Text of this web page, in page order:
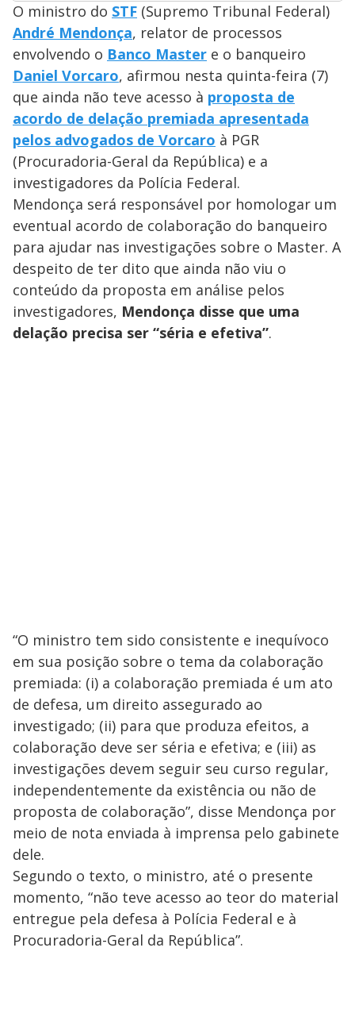
O ministro do STF (Supremo Tribunal Federal)
André Mendonça, relator de processos
envolvendo o Banco Master e o banqueiro
Daniel Vorcaro, afirmou nesta quinta-feira (7)
que ainda não teve acesso à proposta de
acordo de delação premiada apresentada
pelos advogados de Vorcaro à PGR
(Procuradoria-Geral da República) e a
investigadores da Polícia Federal.
Mendonça será responsável por homologar um
eventual acordo de colaboração do banqueiro
para ajudar nas investigações sobre o Master. A
despeito de ter dito que ainda não viu o
conteúdo da proposta em análise pelos
investigadores, Mendonça disse que uma
delação precisa ser “séria e efetiva”.
“O ministro tem sido consistente e inequívoco
em sua posição sobre o tema da colaboração
premiada: (i) a colaboração premiada é um ato
de defesa, um direito assegurado ao
investigado; (ii) para que produza efeitos, a
colaboração deve ser séria e efetiva; e (iii) as
investigações devem seguir seu curso regular,
independentemente da existência ou não de
proposta de colaboração”, disse Mendonça por
meio de nota enviada à imprensa pelo gabinete
dele.
Segundo o texto, o ministro, até o presente
momento, “não teve acesso ao teor do material
entregue pela defesa à Polícia Federal e à
Procuradoria-Geral da República”.